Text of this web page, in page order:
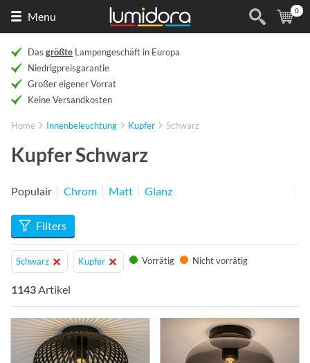
Menu (
0
Das größte Lampengeschäft in Europa
Niedrigpreisgarantie
Großer eigener Vorrat
Keine Versandkosten
Home Innenbeleuchtung Kupfer Schwarz
Kupfer Schwarz
Populair Chrom Matt Glanz
Filters
Schwarz Kupfer Vorrätig Nicht vorrätig
1143Artikel
Info Info